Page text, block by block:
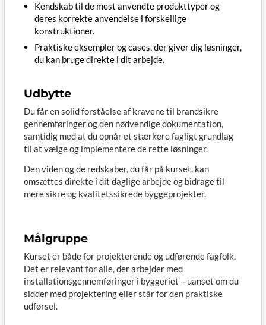
Kendskab til de mest anvendte produkttyper og
deres korrekte anvendelse i forskellige
konstruktioner.
Praktiske eksempler og cases, der giver dig løsninger,
du kan bruge direkte i dit arbejde.
Udbytte
Du får en solid forståelse af kravene til brandsikre
gennemføringer og den nødvendige dokumentation,
samtidig med at du opnår et stærkere fagligt grundlag
til at vælge og implementere de rette løsninger.
Den viden og de redskaber, du får på kurset, kan
omsættes direkte i dit daglige arbejde og bidrage til
mere sikre og kvalitetssikrede byggeprojekter.
Målgruppe
Kurset er både for projekterende og udførende fagfolk.
Det er relevant for alle, der arbejder med
installationsgennemføringer i byggeriet – uanset om du
sidder med projektering eller står for den praktiske
udførsel.